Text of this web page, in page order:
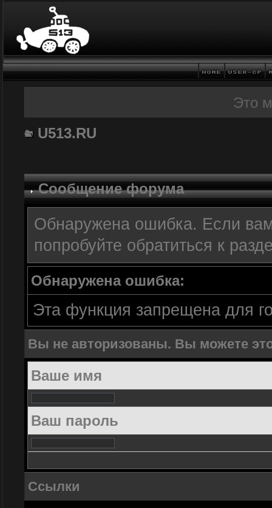
Это
U513.RU
Сообщение форума
Обнаружена ошибка. Если
попробуйте обратиться к
Обнаружена ошибка:
Эта функция запрещена для
Вы не авторизованы. Вы можете
Ваше имя
Ваш пароль
Ссылки